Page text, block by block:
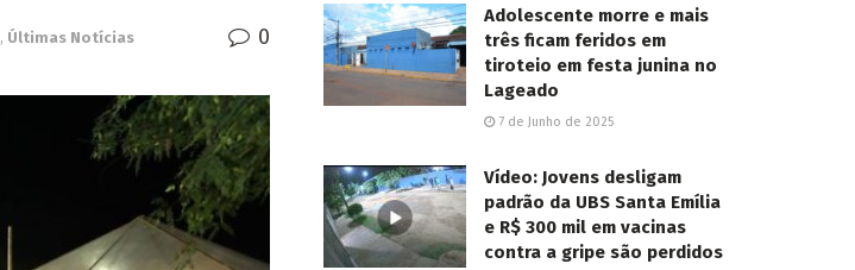
, Últimas Notícias 0
Adolescente morre e mais
três ficam feridos em
tiroteio em festa junina no
Lageado
7 de Junho de 2025
Vídeo: Jovens desligam
padrão da UBS Santa Emília
e R$ 300 mil em vacinas
contra a gripe são perdidos